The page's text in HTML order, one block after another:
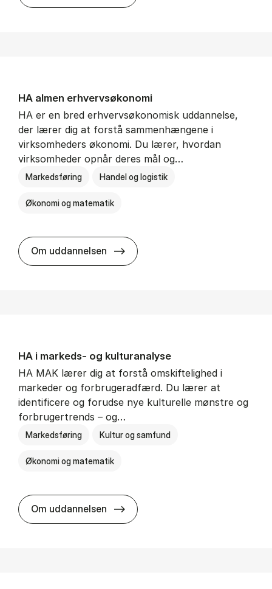
HA al­men erhvervs­økonomi
HA er en bred erhvervsøkonomisk uddannelse,
der lærer dig at forstå sammenhængene i
virksomheders økonomi. Du lærer, hvordan
virksomheder opnår deres mål og…
Markedsføring Handel og logistik
Økonomi og matematik
Om uddannelsen HA al­men erhvervs­økonomi
HA i mar­keds- og kul­tu­r­a­na­ly­se
HA MAK lærer dig at forstå omskiftelighed i
markeder og forbrugeradfærd. Du lærer at
identificere og forudse nye kulturelle mønstre og
forbrugertrends – og…
Markedsføring Kultur og samfund
Økonomi og matematik
Om uddannelsen HA i mar­keds- og kul­tu­r­a­na­ly­se